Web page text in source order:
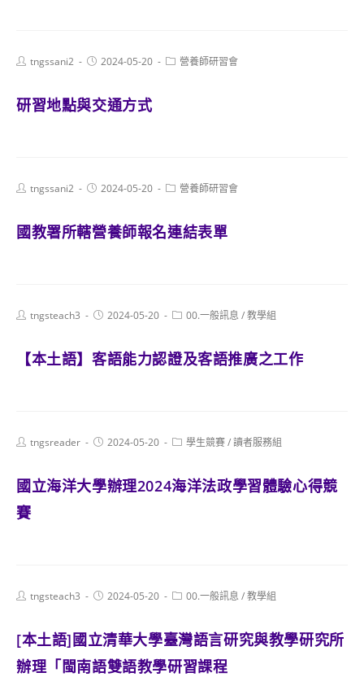
Posttngssani2
Post2024-05-20
Post營養師研習會
研習地點與交通方式
Posttngssani2
Post2024-05-20
Post營養師研習會
國教署所轄營養師報名連結表單
Posttngsteach3
Post2024-05-20
Post00.一般訊息 /教學組
【本土語】客語能力認證及客語推廣之工作
Posttngsreader
Post2024-05-20
Post學生競賽/讀者服務組
國立海洋大學辦理2024海洋法政學習體驗心得競
賽
Posttngsteach3
Post2024-05-20
Post00.一般訊息 /教學組
[本土語]國立清華大學臺灣語言研究與教學研究所
辦理「閩南語雙語教學研習課程